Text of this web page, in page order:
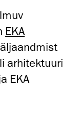
EKA
arhitektuuri
EKA